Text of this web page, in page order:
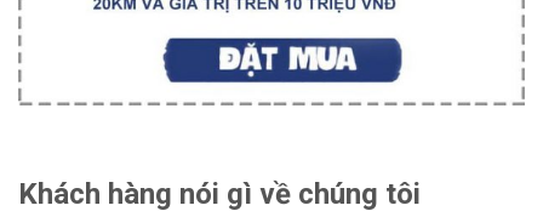
Khách hàng nói gì về chúng tôi